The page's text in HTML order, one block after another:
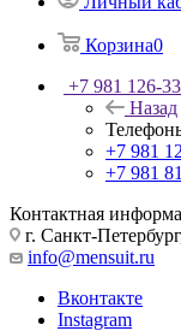
Корзина0
+7 981 126-
Назад
+7 981
+7 981
Контактная
г. Санкт-
info@mensuit.ru
Вконтакте
Instagram